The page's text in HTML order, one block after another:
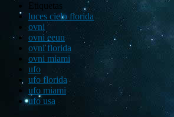
Etiquetas
luces cielo florida
ovni
ovni eeuu
ovni florida
ovni miami
ufo
ufo florida
ufo miami
ufo usa